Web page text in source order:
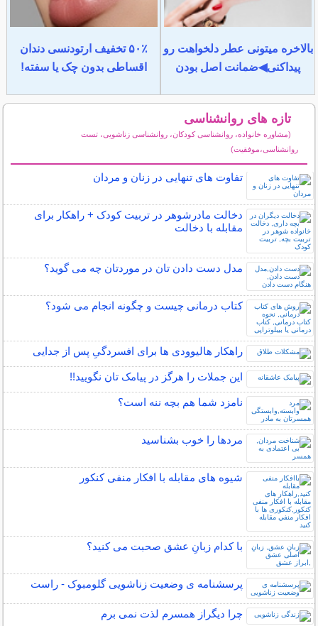
بالاخره میتونی عطر دلخواهت رو
پیداکنی◀ضمانت اصل بودن
۵۰٪ تخفیف ارتودنسی دندان
اقساطی بدون چک یا سفته!
تازه های روانشناسی
(مشاوره خانواده، روانشناسی کودکان، روانشناسی زناشویی، تست
روانشناسی،موفقیت)
تفاوت های تنهایی در زنان و مردان
دخالت مادرشوهر در تربیت کودک + راهکار برای
مقابله با دخالت
مدل دست دادن تان در موردتان چه می گوید؟
کتاب درمانی چیست و چگونه انجام می شود؟
راهکار هالیوودی ها برای افسردگیِ پس از جدایی
این جملات را هرگز در پیامک تان نگویید!!
نامزد شما هم بچه ننه است؟
مردها را خوب بشناسید
شیوه های مقابله با افکار منفی کنکور
با کدام زبانِ عشق صحبت می کنید؟
پرسشنامه ی وضعیت زناشویی گلومبوک - راست
چرا دیگراز همسرم لذت نمی برم